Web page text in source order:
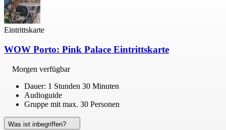
Eintrittskarte
WOW Porto: Pink Palace Eintrittskarte
Morgen verfügbar
Dauer: 1 Stunden 30 Minuten
Audioguide
Gruppe mit max. 30 Personen
Was ist inbegriffen?